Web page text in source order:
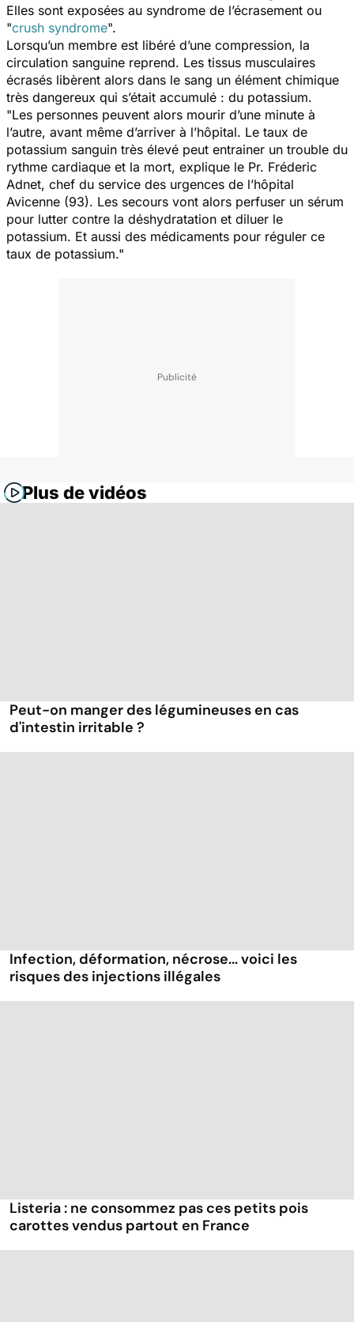
Elles sont exposées au syndrome de l’écrasement ou
"crush syndrome".
Lorsqu’un membre est libéré d’une compression, la
circulation sanguine reprend. Les tissus musculaires
écrasés libèrent alors dans le sang un élément chimique
très dangereux qui s’était accumulé : du potassium.
"Les personnes peuvent alors mourir d’une minute à
l’autre, avant même d’arriver à l’hôpital. Le taux de
potassium sanguin très élevé peut entrainer un trouble du
rythme cardiaque et la mort, explique le Pr. Fréderic
Adnet, chef du service des urgences de l’hôpital
Avicenne (93). Les secours vont alors perfuser un sérum
pour lutter contre la déshydratation et diluer le
potassium. Et aussi des médicaments pour réguler ce
taux de potassium."
Plus de vidéos
Peut-on manger des légumineuses en cas
d'intestin irritable ?
Infection, déformation, nécrose... voici les
risques des injections illégales
Listeria : ne consommez pas ces petits pois
carottes vendus partout en France